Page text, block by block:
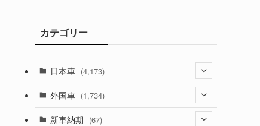
ブカテゴリー
日本車 (4,173)
(1,321)
(329)
外国車 (1,734)
新車納期 (67)